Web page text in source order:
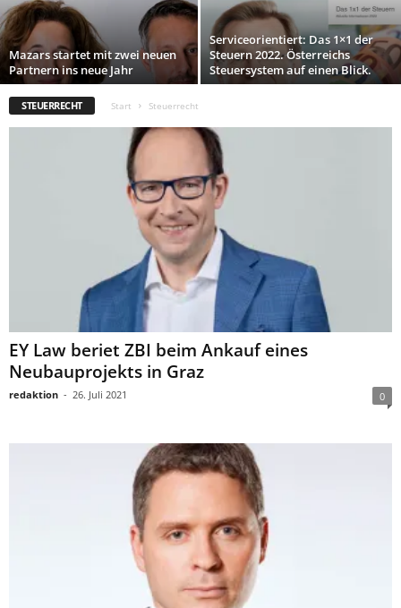
Mazars startet mit zwei neuen
Partnern ins neue Jahr
Serviceorientiert: Das 1×1 der
Steuern 2022. Österreichs
Steuersystem auf einen Blick.
STEUERRECHT Start Steuerrecht
EY Law beriet ZBI beim Ankauf eines
Neubauprojekts in Graz
redaktion - 26. Juli 2021 0